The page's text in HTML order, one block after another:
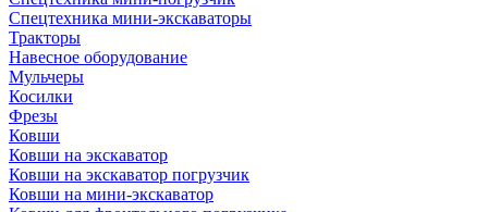
Спецтехника мини-экскаваторы
Тракторы
Навесное оборудование
Мульчеры
Косилки
Фрезы
Ковши
Ковши на экскаватор
Ковши на экскаватор погрузчик
Ковши на мини-экскаватор